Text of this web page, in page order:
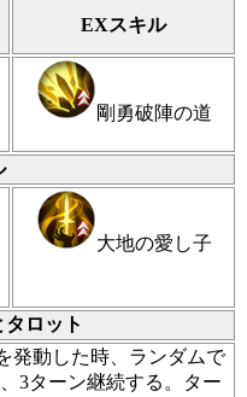
EXスキル
剛勇破陣の道
大地の愛し子
ロット
発動した時、ランダムで
3ターン継続する。ター